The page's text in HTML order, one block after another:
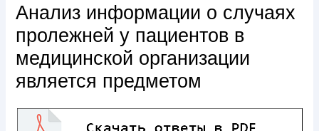
Анализ информации о случаях
пролежней у пациентов в
медицинской организации
является предметом